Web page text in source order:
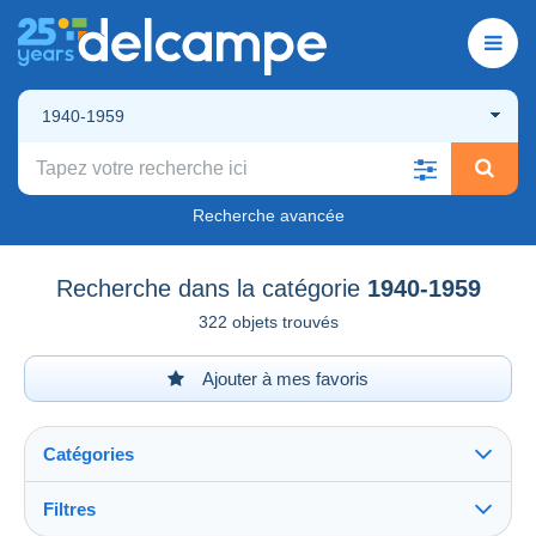
1940-1959
Recherche avancée
Recherche dans la catégorie 1940-1959
322 objets trouvés
Ajouter à mes favoris
Catégories
Filtres